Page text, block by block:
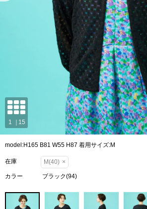
model:H165 B81 W55 H87 着用サイズ:M
在庫 M(40) ×
カラー ブラック(94)